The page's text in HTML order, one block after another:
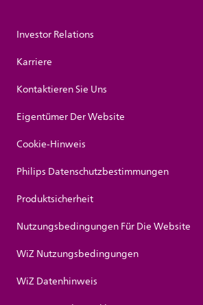
Investor Relations
Karriere
Kontaktieren Sie Uns
Eigentümer Der Website
Cookie-Hinweis
Philips Datenschutzbestimmungen
Produktsicherheit
Nutzungsbedingungen Für Die Website
WiZ Nutzungsbedingungen
WiZ Datenhinweis